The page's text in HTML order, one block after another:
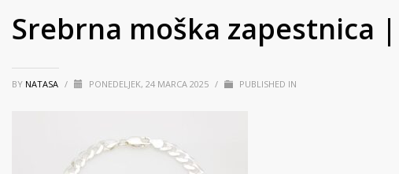
Srebrna moška zapestnica
BY NATASA / PONEDELJEK, 24 MARCA 2025 / PUBLISHED IN